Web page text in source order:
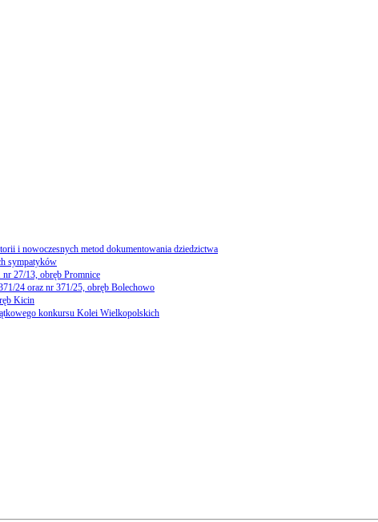
i nowoczesnych metod dokumentowania dziedzictwa
sympatyków
nr 27/13, obręb Promnice
24 oraz nr 371/25, obręb Bolechowo
Kicin
konkursu Kolei Wielkopolskich